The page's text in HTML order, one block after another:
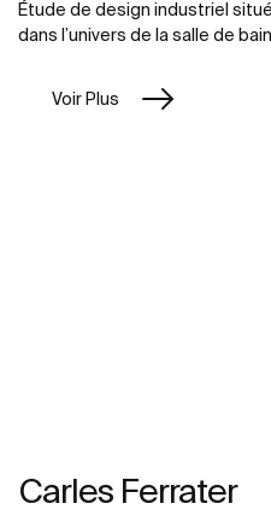
Étude de design industriel
dans l’univers de la salle de
Voir Plus
Carles Ferrater